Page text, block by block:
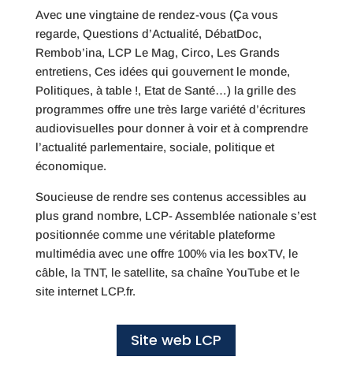
Avec une vingtaine de rendez-vous (Ça vous
regarde, Questions d’Actualité, DébatDoc,
Rembob’ina, LCP Le Mag, Circo, Les Grands
entretiens, Ces idées qui gouvernent le monde,
Politiques, à table !, Etat de Santé…) la grille des
programmes offre une très large variété d’écritures
audiovisuelles pour donner à voir et à comprendre
l’actualité parlementaire, sociale, politique et
économique.
Soucieuse de rendre ses contenus accessibles au
plus grand nombre, LCP- Assemblée nationale s’est
positionnée comme une véritable plateforme
multimédia avec une offre 100% via les boxTV, le
câble, la TNT, le satellite, sa chaîne YouTube et le
site internet LCP.fr.
Site web LCP